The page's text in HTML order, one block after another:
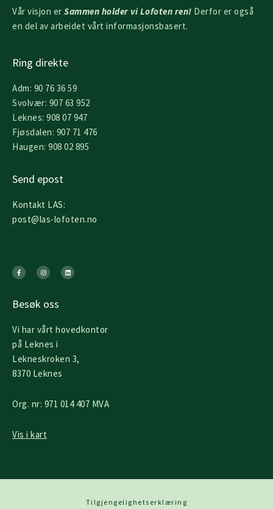
Vår visjon er Sammen holder vi Lofoten ren! Derfor er også
en del av arbeidet vårt informasjonsbasert.
Ring direkte
Adm: 90 76 36 59
Svolvær: 907 63 952
Leknes: 908 07 947
Fjøsdalen: 907 71 476
Haugen: 908 02 895
Send epost
Kontakt LAS:
post@las-lofoten.no
c
e
b
-
s
t
a
m
n
k
e
Besøk oss
Vi har vårt hovedkontor
på Leknes i
Lekneskroken 3,
8370 Leknes
Org. nr: 971 014 407 MVA
Vis i kart
Tilgjengelighetserklæring